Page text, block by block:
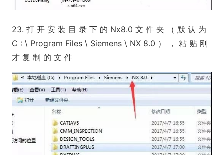
23. 打 开 安 装 目 录 下 的 Nx8.0 文 件 夹 （ 默 认 为
C : \ Program Files \ Siemens \ NX 8.0 ） ， 粘 贴 刚
才 复 制 的 文 件